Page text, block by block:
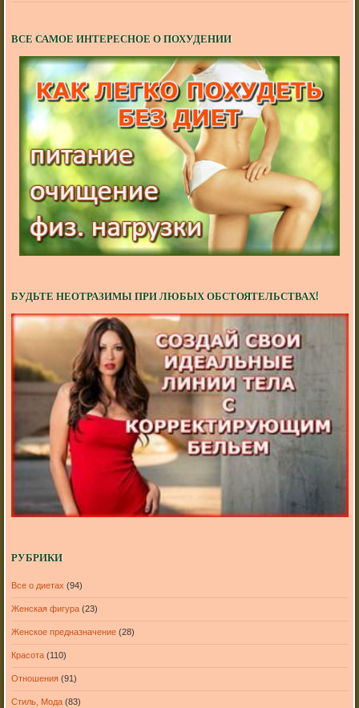
ВСЕ САМОЕ ИНТЕРЕСНОЕ О ПОХУДЕНИИ
БУДЬТЕ НЕОТРАЗИМЫ ПРИ ЛЮБЫХ ОБСТОЯТЕЛЬСТВАХ!
РУБРИКИ
Все о диетах (94)
Женская фигура(23)
Женское предназначение(28)
Красота(110)
Отношения(91)
Стиль, Мода(83)